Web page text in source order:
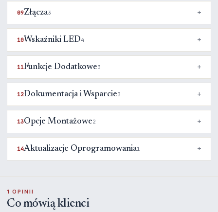
09Złącza3
10Wskaźniki LED4
11Funkcje Dodatkowe3
12Dokumentacja i Wsparcie3
13Opcje Montażowe2
14Aktualizacje Oprogramowania1
1 OPINII
Co mówią klienci